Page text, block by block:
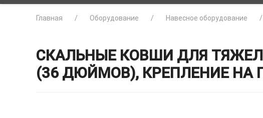
Главная Оборудование Навесное оборудование
СКАЛЬНЫЕ КОВШИ ДЛЯ
(36 ДЮЙМОВ), КРЕПЛЕНИЕ НА